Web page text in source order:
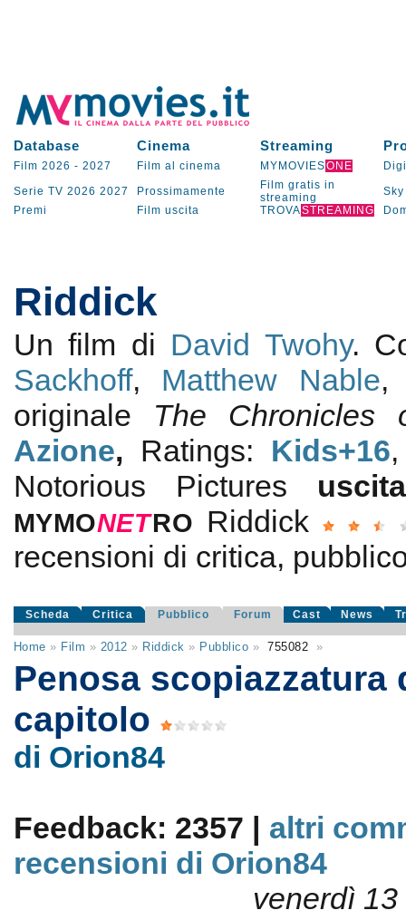
Database Cinema Streaming
Film 2026 - 2027 Film al cinema MYMOVIESONE
Serie TV 2026 2027 Prossimamente
Film gratis in
streaming
Sky
Premi
Film uscita TROVASTREAMING
Riddick
Un film di David Twohy.
Sackhoff, Matthew Nable
originale The Chronicles
Azione, Ratings: Kids+16
Notorious Pictures
MYMONETRO Riddick
recensioni di critica,
Scheda Critica Pubblico Forum Cast News
Home » Film » 2012 » Riddick » Pubblico » 755082 »
Penosa scopiazzatura
capitolo
di Orion84
Feedback: 2357 | altri
recensioni di Orion84
venerdì